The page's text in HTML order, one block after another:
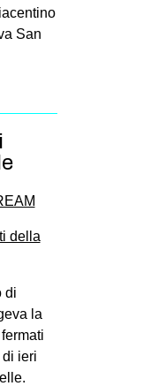
San
di
la
ieri